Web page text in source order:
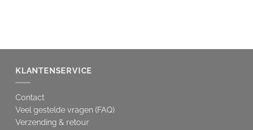
KLANTENSERVICE
Contact
Veel gestelde vragen (FAQ)
Verzending & retour